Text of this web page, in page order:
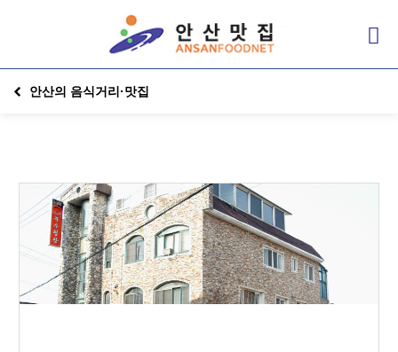
안산의 음식거리·맛집